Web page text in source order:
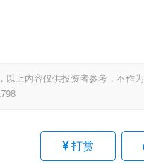
以上内容仅供投资者参考，不作
打赏